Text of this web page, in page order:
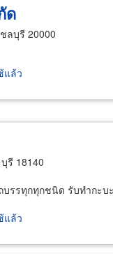
ด
ลบุรี 20000
แล้ว
รี 18140
รรทุกทุกชนิด รับทำกะ
แล้ว